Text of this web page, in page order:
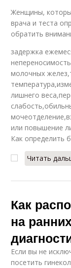
Женщины,
врача и теста
обратить
задержка
молочных
лишнего
или повышение
Как определить
Читать
Как
на
Если вы не
посетить